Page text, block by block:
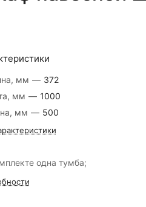
мм — 372
мм — 1000
мм — 500
одна тумба;